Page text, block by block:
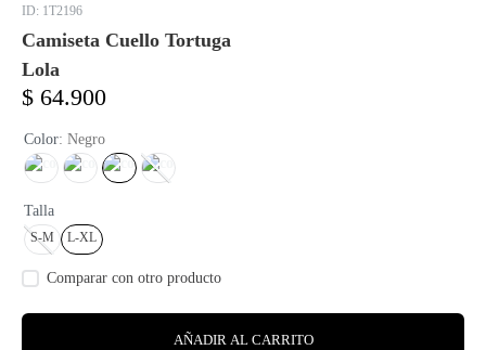
: 1T2196
Camiseta Cuello Tortuga
Lola
$ 64.900
Color: Negro
Talla
S-M L-XL
AÑADIR AL CARRITO